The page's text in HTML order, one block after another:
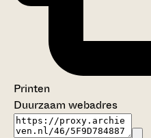
Printen
Duurzaam webadres